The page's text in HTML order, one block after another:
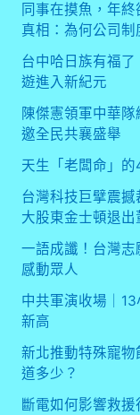
同事在摸魚，年
真相：為何公司制
台中哈日族有福
遊進入新紀元
陳傑憲領軍中華
邀全民共襄盛舉
天生「老闆命」
台灣科技巨擘震
大股東金士頓退出
一語成讖！台灣
感動眾人
中共軍演收場｜
新高
新北推動特殊寵物
道多少？
斷電如何影響救